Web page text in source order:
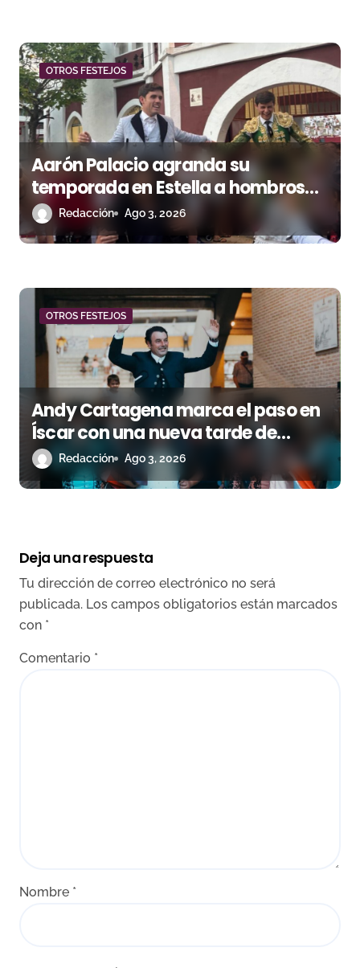
d
a
s
OTROS FESTEJOS
Aarón Palacio agranda su
temporada en Estella a hombros
junto a Guillermo Hermoso
Redacción Ago 3, 2026
OTROS FESTEJOS
Andy Cartagena marca el paso en
Íscar con una nueva tarde de
triunfoRedacción Ago 3, 2026
Deja una respuesta
Tu dirección de correo electrónico no será
publicada. Los campos obligatorios están marcados
con *
Comentario *
Nombre *